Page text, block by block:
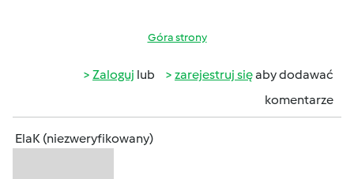
Góra strony
Zaloguj lub zarejestruj sięaby dodawać
komentarze
ElaK (niezweryfikowany)